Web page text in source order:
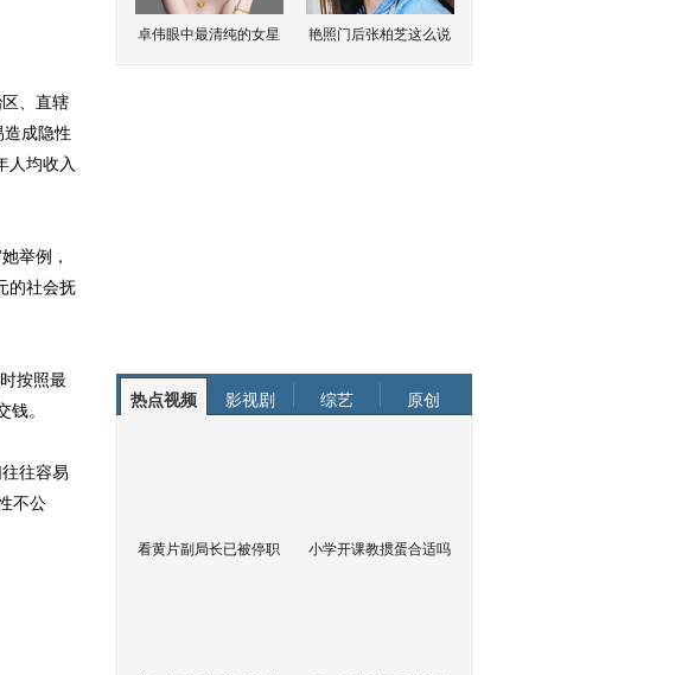
、直辖
成隐性
人均收入
举例，
的社会抚
按照最
。
往容易
不公
卓伟眼中最清纯的女星 艳照门后张柏芝这么说
热点视频 影视剧 综艺 原创
看黄片副局长已被停职 小学开课教掼蛋合适吗